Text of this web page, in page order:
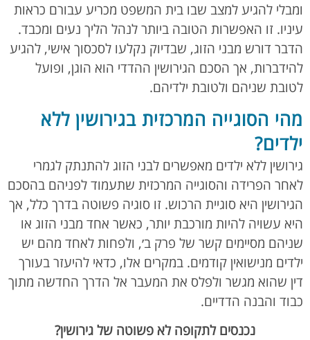
ומבלי להגיע למצב שבו בית המשפט מכריע עבורם כראות
עיניו. זו האפשרות הטובה ביותר לנהל הליך נעים ומכבד.
הדבר דורש מבני הזוג, שבדיוק נקלעו לסכסוך אישי, להגיע
להידברות, אך הסכם הגירושין ההדדי הוא הוגן, ופועל
לטובת שניהם ולטובת ילדיהם.
מהי הסוגייה המרכזית בגירושין ללא
ילדים?
גירושין ללא ילדים מאפשרים לבני הזוג להתנתק לגמרי
לאחר הפרידה והסוגייה המרכזית שתעמוד לפניהם בהסכם
הגירושין היא סוגיית הרכוש. זו סוגיה פשוטה בדרך כלל, אך
היא עשויה להיות מורכבת יותר, כאשר אחד מבני הזוג או
שניהם מסיימים קשר של פרק ב׳, ולפחות לאחד מהם יש
ילדים מנישואין קודמים. במקרים אלו, כדאי להיעזר בעורך
דין שהוא מגשר ולפלס את המעבר אל הדרך החדשה מתוך
כבוד והבנה הדדיים.
נכנסים לתקופה לא פשוטה של גירושין?